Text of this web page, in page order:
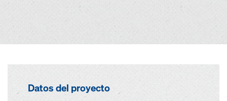
Datos del proyecto